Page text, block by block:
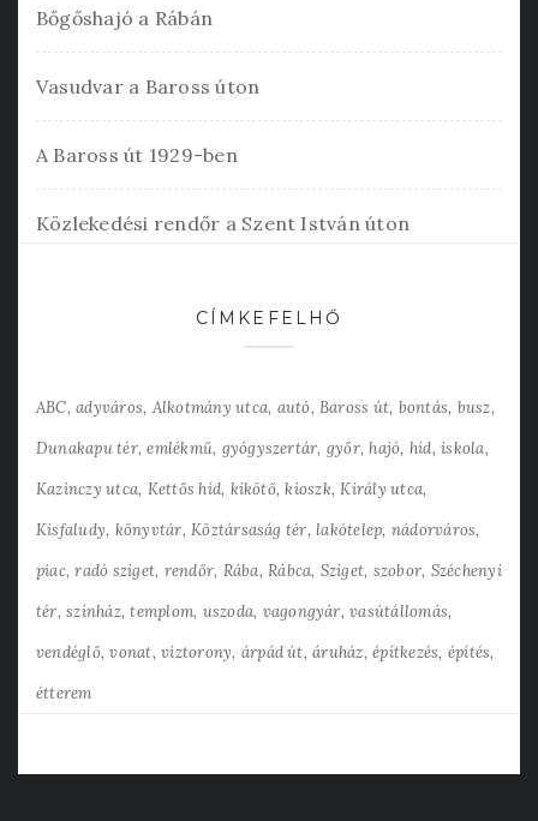
Bőgőshajó a Rábán
Vasudvar a Baross úton
A Baross út 1929-ben
Közlekedési rendőr a Szent István úton
CÍMKEFELHŐ
ABC adyváros Alkotmány utca autó Baross út bontás busz
Dunakapu tér emlékmű gyógyszertár győr hajó híd iskola
Kazinczy utca Kettős híd kikötő kioszk Király utca
Kisfaludy könyvtár Köztársaság tér lakótelep nádorváros
piac radó sziget rendőr Rába Rábca Sziget szobor Széchenyi
tér színház templom uszoda vagongyár vasútállomás
vendéglő vonat víztorony árpád út áruház építkezés építés
étterem